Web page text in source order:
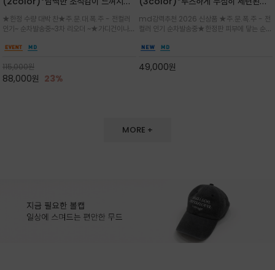
롱 원피스
★한정 수량 대박 찬★주.문.대.폭.주 - 전컬러
인기~ 순차발송중~3차 리오더 ~★가디건이나
도 손색이 없고,리조트룩까지 만능/답답하지 않
버하면서도 여리여리한 무
115,000원
88,000원 23%
품은 시원함: 우수한 통기성
md강력추천 2026 신상품 ★주.문.폭.주 - 전
컬러 인기 순차발송중★한정판 피부에 닿는 순간
한 터치감~★여름에 오히려 이런티을 입으셔야
을 즐기실수 있습니다^^
49,000원
MORE +